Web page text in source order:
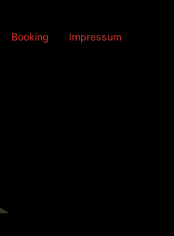
Booking Impressum